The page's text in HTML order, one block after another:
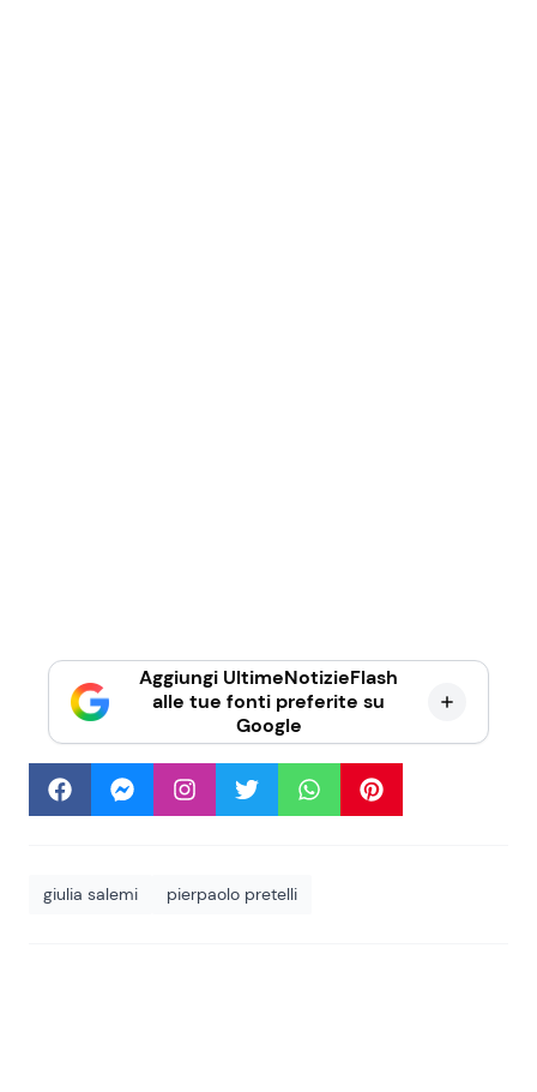
Aggiungi UltimeNotizieFlash
alle tue fonti preferite su
Google
giulia salemi pierpaolo pretelli